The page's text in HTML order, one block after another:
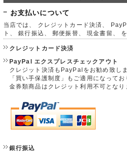
お支払いについて
当店では、 クレジットカード決済、
ト、 銀行振込、 郵便振替、 現金書留、
クレジットカード決済
PayPal エクスプレスチェックアウト
クレジット決済もPayPalをお勧め致しま
「買い手保護制度」もご適用になってお
金券類商品はクレジット利用不可となり
銀行振込